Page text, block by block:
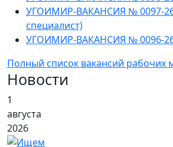
УГОИМИР-ВАКАНСИЯ № 0097-
специалист)
УГОИМИР-ВАКАНСИЯ № 0096-26
Полный список вакансий рабочих
Новости
1
августа
2026